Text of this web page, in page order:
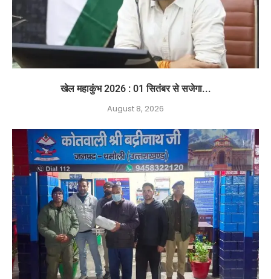
खेल महाकुंभ 2026 : 01 सितंबर से सजेगा...
August 8, 2026